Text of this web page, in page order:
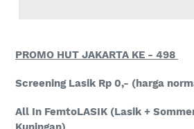
PROMO HUT JAKARTA KE - 498
Screening Lasik Rp 0,- (harga
All In FemtoLASIK (Lasik +